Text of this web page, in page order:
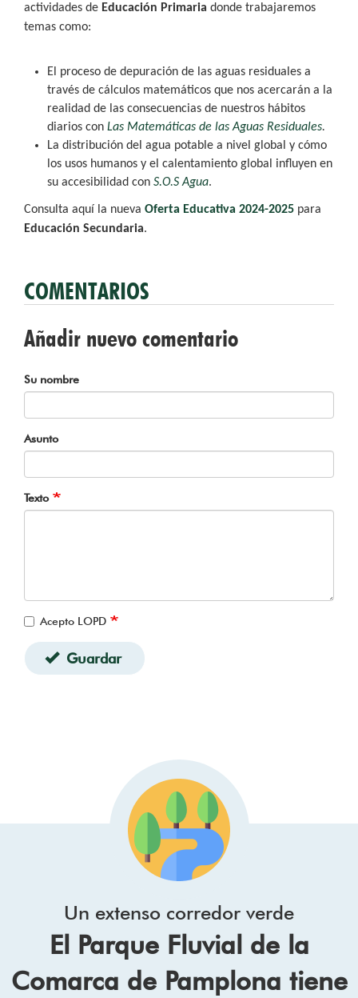
actividades de Educación Primaria donde trabajaremos
temas como:
El proceso de depuración de las aguas residuales a
través de cálculos matemáticos que nos acercarán a la
realidad de las consecuencias de nuestros hábitos
diarios con Las Matemáticas de las Aguas Residuales.
La distribución del agua potable a nivel global y cómo
los usos humanos y el calentamiento global influyen en
su accesibilidad con S.O.S Agua.
Consulta aquí la nueva Oferta Educativa 2024-2025 para
Educación Secundaria.
COMENTARIOS
Añadir nuevo comentario
Su nombre
Asunto
Texto
Acepto LOPD
Guardar
Un extenso corredor verde
El Parque Fluvial de la
Comarca de Pamplona tiene